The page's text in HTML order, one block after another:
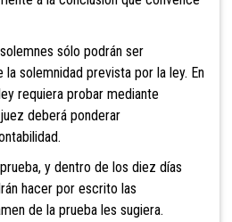
sólo podrán ser
solemnidad prevista por la ley. En
requiera probar mediante
deberá ponderar
y dentro de los diez días
hacer por escrito las
de la prueba les sugiera.